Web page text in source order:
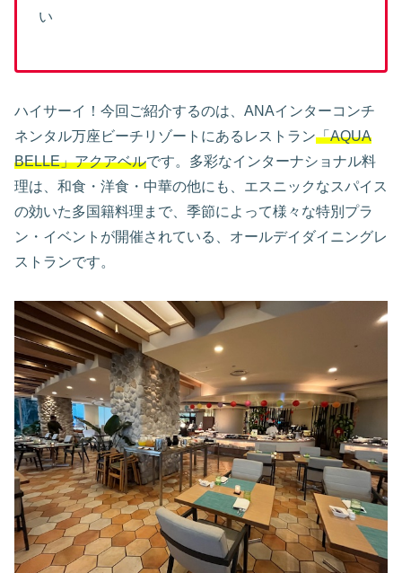
い
ハイサーイ！今回ご紹介するのは、ANAインターコンチ
ネンタル万座ビーチリゾートにあるレストラン「AQUA
BELLE」アクアベルです。多彩なインターナショナル料
理は、和食・洋食・中華の他にも、エスニックなスパイス
の効いた多国籍料理まで、季節によって様々な特別プラ
ン・イベントが開催されている、オールデイダイニングレ
ストランです。